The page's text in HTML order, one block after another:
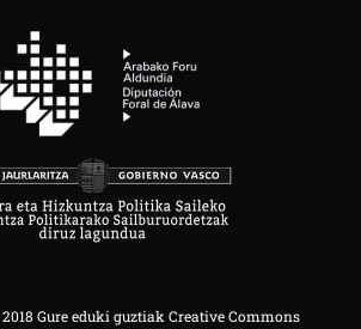
2018 Gure eduki guztiak Creative Commons